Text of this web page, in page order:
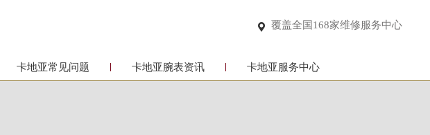
 覆盖全国168家维修服务中心
卡地亚常见问题 卡地亚腕表资讯 卡地亚服务中心